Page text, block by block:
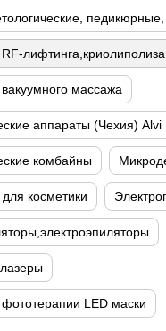
массажа
аппараты (Чехия) Alvi
комбайны
косметики
LED маски